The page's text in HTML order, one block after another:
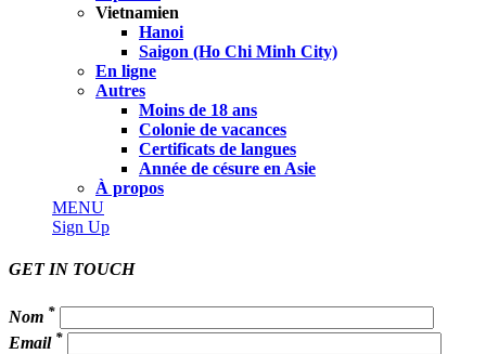
Vietnamien
Hanoi
Saigon (Ho Chi Minh City)
En ligne
Autres
Moins de 18 ans
Colonie de vacances
Certificats de langues
Année de césure en Asie
À propos
MENU
Sign Up
GET IN TOUCH
Nom *
Email *